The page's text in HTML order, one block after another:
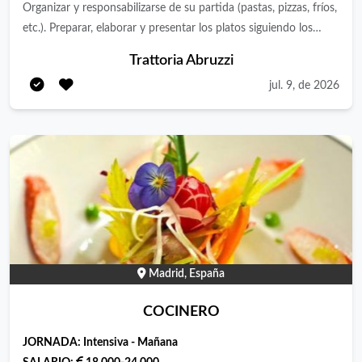
Organizar y responsabilizarse de su partida (pastas, pizzas, fríos,
etc.). Preparar, elaborar y presentar los platos siguiendo los
stock y solicitud de productos necesarios para su sección.
Requisitos: Experiencia mínima de 2 años como cocinero.
organización y trabajo bajo presión. Conocimiento de normas
de seguridad e higiene alimentaria. Disponibilidad para trabajar
en turnos partidos y fines de semana. Jornada completa 40
horas semanales. 2 días libres. Buscamos incorporar a un
cocinero que aprenda nuestras recetas y gestión de las partidas
para posteriormente quedarse de responsable a largo plazo.
Trattoria Abruzzi
jul. 9, de 2026
Madrid, España
COCINERO
JORNADA: Intensiva - Mañana